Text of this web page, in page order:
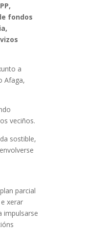
fondos
a
Afaga,
veciños.
sostible,
parcial
xerar
impulsarse